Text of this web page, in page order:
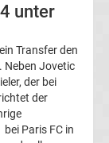
unter
Transfer den
Neben Jovetic
der bei
der
Paris FC in